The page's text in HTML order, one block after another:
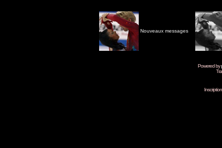
Nouveaux messages
Powered by